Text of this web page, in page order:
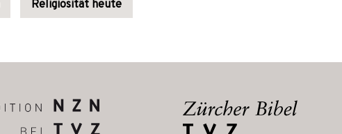
Religiosität heute